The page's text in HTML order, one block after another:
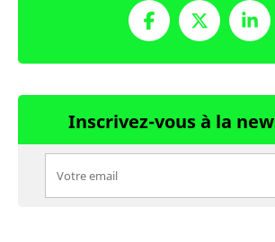
Inscrivez-vous à la